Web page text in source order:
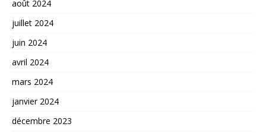
août 2024
juillet 2024
juin 2024
avril 2024
mars 2024
janvier 2024
décembre 2023